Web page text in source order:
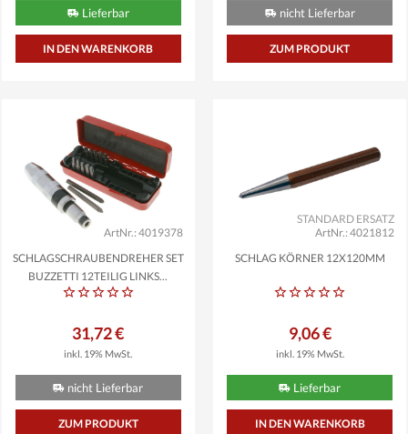
Lieferbar nicht Lieferbar
ZUM PRODUKT
ArtNr.: 4019378
SCHLAGSCHRAUBENDREHER SET
BUZZETTI 12TEILIG LINKS...
31,72 €
inkl. 19% MwSt.
nicht Lieferbar
ZUM PRODUKT
ArtNr.: 4021812
STANDARD ERSATZ
SCHLAG KÖRNER 12X120MM
9,06 €
inkl. 19% MwSt.
Lieferbar